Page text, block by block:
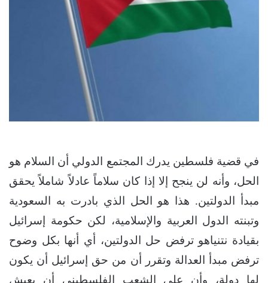
في قضية فلسطين يدرك المجتمع الدولي أن السلام هو
الحل، وأنه لن ينجح إلا إذا كان سلاماً عادلاً شاملاً يحقق
مبدأ الدولتين. هذا هو الحل الذي بادرت به السعودية
وتبنته الدول العربية والإسلامية، لكن حكومة إسرائيل
بقيادة نتنياهو ترفض حل الدولتين، أي أنها بكل وضوح
ترفض مبدأ العدالة وتقرر أن من حق إسرائيل أن يكون
لها دولة، وأن على الشعب الفلسطيني أن يعيش